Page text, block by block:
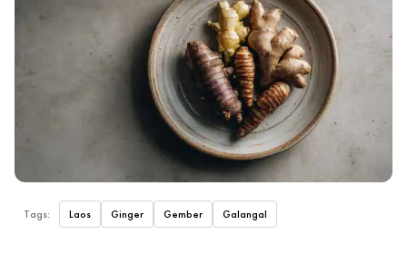
Tags: Laos Ginger Gember Galangal